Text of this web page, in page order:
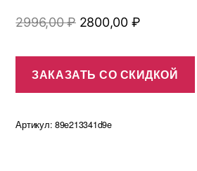
2996,00₽ Первоначальная
составляла
2996,00 ₽.
2800,00 ₽Текущая
2800,00 ₽.
ЗАКАЗАТЬ СО СКИДКОЙ
Артикул: 89e213341d9e